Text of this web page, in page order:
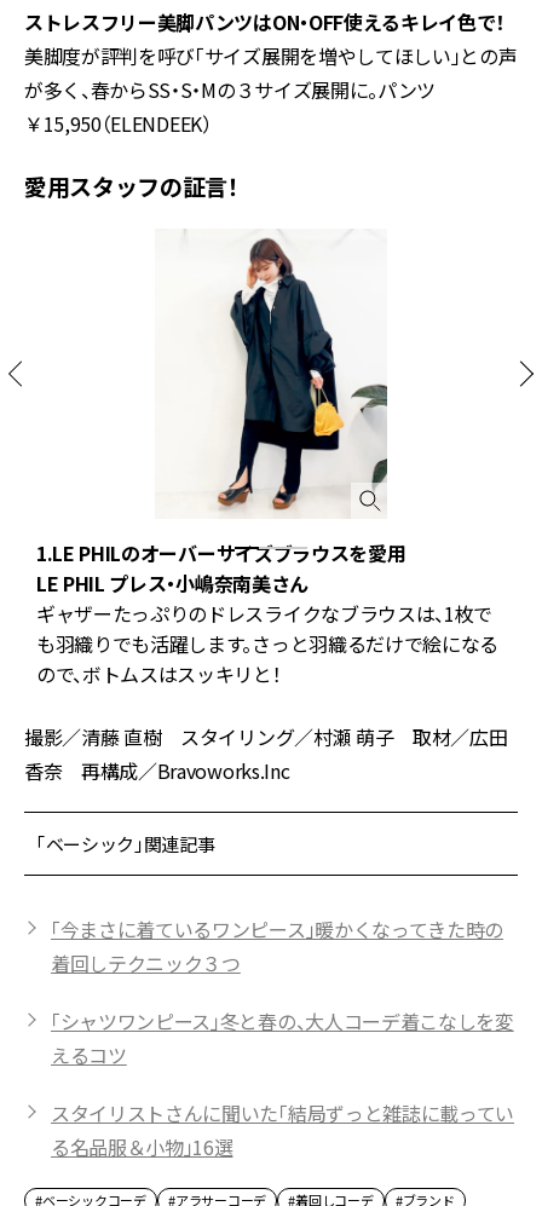
ストレスフリー美脚パンツはON・OFF使えるキレイ色で！
美脚度が評判を呼び「サイズ展開を増やしてほしい」との声
が多く、春からSS・S・Mの３サイズ展開に。パンツ
￥15,950（ELENDEEK）
愛用スタッフの証言！
1.LE PHILのオーバーサイズブラウスを愛用
LE PHIL プレス・小嶋奈南美さん
ギャザーたっぷりのドレスライクなブラウスは、1枚で
も羽織りでも活躍します。さっと羽織るだけで絵になる
ので、ボトムスはスッキリと！
撮影／清藤 直樹 スタイリング／村瀬 萌子 取材／広田
香奈 再構成／Bravoworks.Inc
「ベーシック」関連記事
「今まさに着ているワンピース」暖かくなってきた時の
着回しテクニック３つ
「シャツワンピース」冬と春の、大人コーデ着こなしを変
えるコツ
スタイリストさんに聞いた「結局ずっと雑誌に載ってい
る名品服＆小物」16選
#ベーシックコーデ #アラサーコーデ #着回しコーデ #ブランド